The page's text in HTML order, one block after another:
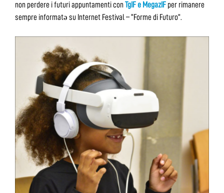
non perdere i futuri appuntamenti con TgIF e MegazIF per rimanere
sempre informatə su Internet Festival – “Forme di Futuro”.